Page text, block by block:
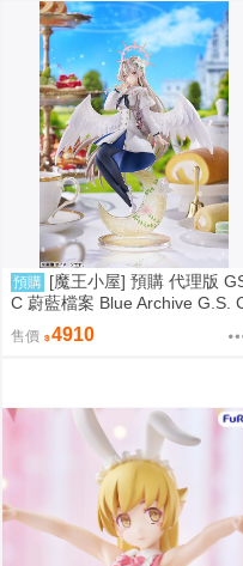
預購 [魔王小屋] 預購 代理版
C 蔚藍檔案 Blue Archive G.S.
llection 渚 ～花香微笑～
售價 4910